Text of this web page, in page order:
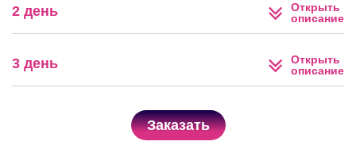
Открыть
описание
2 день
Открыть
описание
3 день
Заказать